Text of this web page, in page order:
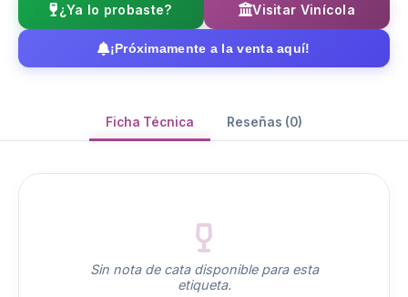
¿Ya lo probaste? Visitar Vinícola
¡Próximamente a la venta aquí!
Ficha Técnica Reseñas (0)
Sin nota de cata disponible para esta
etiqueta.